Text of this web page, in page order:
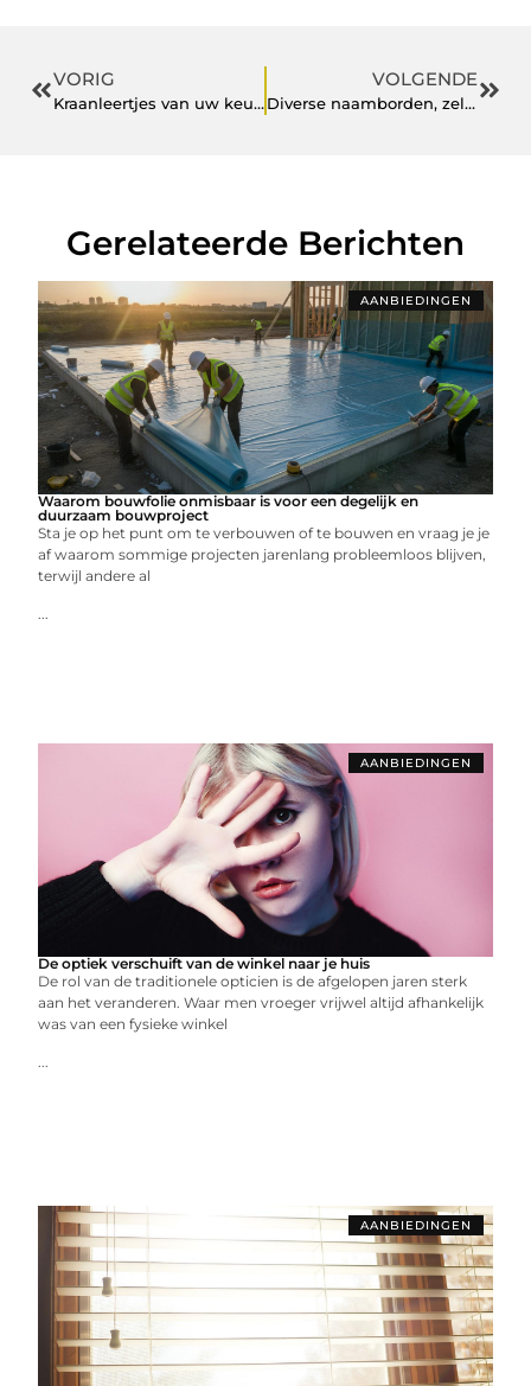
VORIG
Kraanleertjes van uw keukenkraan vervangen
VOLGENDE
Diverse naamborden, zelfs met verlichting
Gerelateerde Berichten
AANBIEDINGEN
Waarom bouwfolie onmisbaar is voor een degelijk en
duurzaam bouwproject
Sta je op het punt om te verbouwen of te bouwen en vraag je je
af waarom sommige projecten jarenlang probleemloos blijven,
terwijl andere al
...
AANBIEDINGEN
De optiek verschuift van de winkel naar je huis
De rol van de traditionele opticien is de afgelopen jaren sterk
aan het veranderen. Waar men vroeger vrijwel altijd afhankelijk
was van een fysieke winkel
...
AANBIEDINGEN